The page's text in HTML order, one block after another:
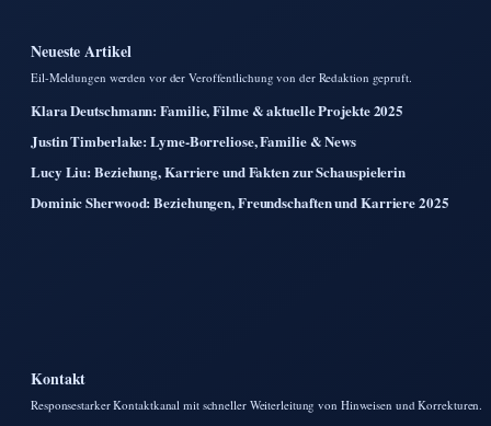
Neueste Artikel
Eil-Meldungen werden vor der Veroffentlichung von der Redaktion gepruft.
Klara Deutschmann: Familie, Filme & aktuelle Projekte 2025
Justin Timberlake: Lyme-Borreliose, Familie & News
Lucy Liu: Beziehung, Karriere und Fakten zur Schauspielerin
Dominic Sherwood: Beziehungen, Freundschaften und Karriere 2025
Kontakt
Responsestarker Kontaktkanal mit schneller Weiterleitung von Hinweisen und Korrekturen.